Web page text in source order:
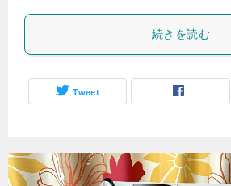
続きを読む
Tweet